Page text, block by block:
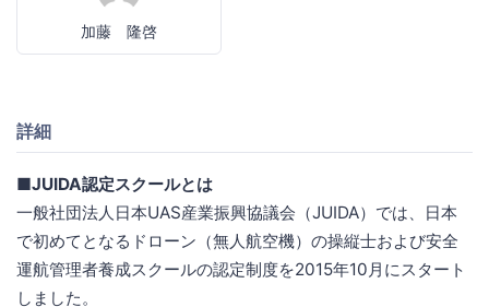
加藤 隆啓
詳細
■JUIDA認定スクールとは
一般社団法人日本UAS産業振興協議会（JUIDA）では、日本
で初めてとなるドローン（無人航空機）の操縦士および安全
運航管理者養成スクールの認定制度を2015年10月にスタート
しました。